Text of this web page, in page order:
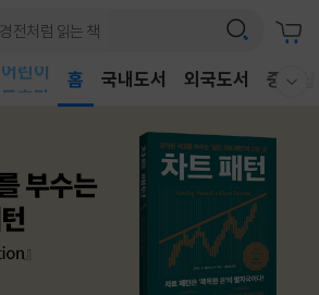
독후감
홈 국내도서 외국도서 중고샵